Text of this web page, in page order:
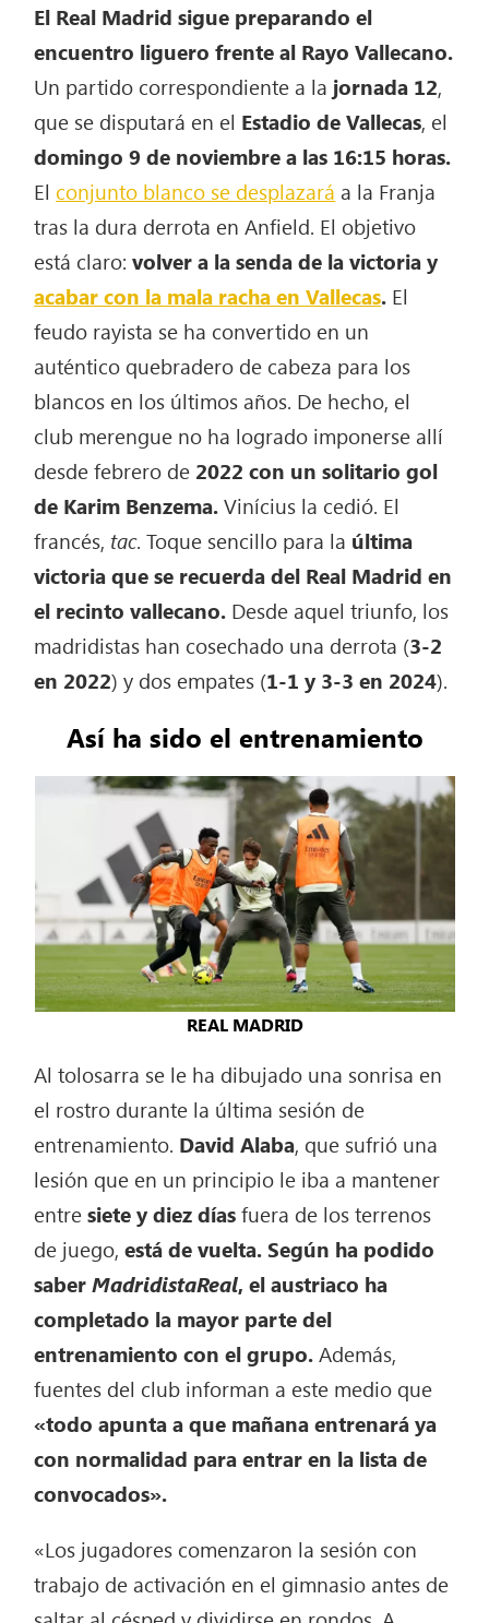
El Real Madrid sigue preparando el
encuentro liguero frente al Rayo Vallecano.
Un partido correspondiente a la jornada 12,
que se disputará en el Estadio de Vallecas, el
domingo 9 de noviembre a las 16:15 horas.
El conjunto blanco se desplazará a la Franja
tras la dura derrota en Anfield. El objetivo
está claro:volver a la senda de la victoria y
acabar con la mala racha en Vallecas. El
feudo rayista se ha convertido en un
auténtico quebradero de cabeza para los
blancos en los últimos años. De hecho, el
club merengue no ha logrado imponerse allí
desde febrero de 2022 con un solitario gol
de Karim Benzema.Vinícius la cedió. El
francés, tac. Toque sencillo para la última
victoria que se recuerda del Real Madrid en
el recinto vallecano. Desde aquel triunfo, los
madridistas han cosechado una derrota (3-2
en 2022) y dos empates (1-1 y 3-3 en 2024).
Así ha sido el entrenamiento
REAL MADRID
Al tolosarra se le ha dibujado una sonrisa en
el rostro durante la última sesión de
entrenamiento. David Alaba, que sufrió una
lesión que en un principio le iba a mantener
entresiete y diez díasfuera de los terrenos
de juego,está de vuelta. Según ha podido
saberMadridistaReal, el austriaco ha
completado la mayor parte del
entrenamiento con el grupo.Además,
fuentes del club informan a este medio que
«todo apunta a que mañana entrenará ya
con normalidad para entrar en la lista de
convocados».
«Los jugadores comenzaron la sesión con
trabajo de activación en el gimnasio antes de